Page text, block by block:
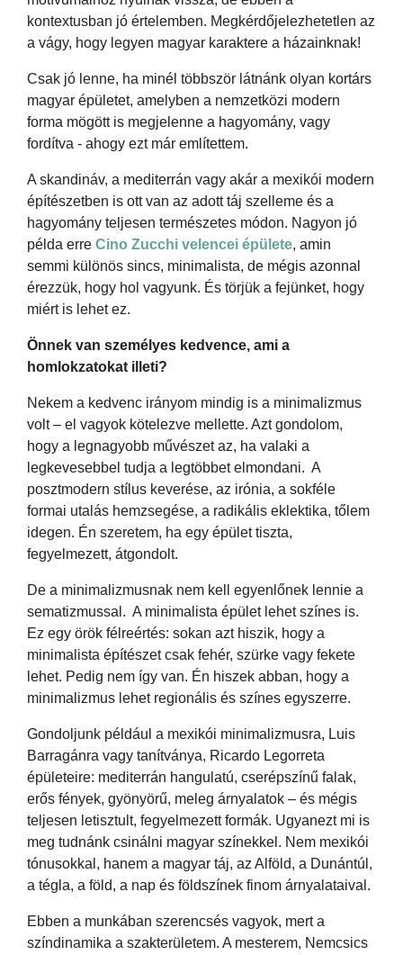
kontextusban jó értelemben. Megkérdőjelezhetetlen az
a vágy, hogy legyen magyar karaktere a házainknak!
Csak jó lenne, ha minél többször látnánk olyan kortárs
magyar épületet, amelyben a nemzetközi modern
forma mögött is megjelenne a hagyomány, vagy
fordítva - ahogy ezt már említettem.
A skandináv, a mediterrán vagy akár a mexikói modern
építészetben is ott van az adott táj szelleme és a
hagyomány teljesen természetes módon. Nagyon jó
példa erre Cino Zucchi velencei épülete, amin
semmi különös sincs, minimalista, de mégis azonnal
érezzük, hogy hol vagyunk. És törjük a fejünket, hogy
miért is lehet ez.
Önnek van személyes kedvence, ami a
homlokzatokat illeti?
Nekem a kedvenc irányom mindig is a minimalizmus
volt – el vagyok kötelezve mellette. Azt gondolom,
hogy a legnagyobb művészet az, ha valaki a
legkevesebbel tudja a legtöbbet elmondani. A
posztmodern stílus keverése, az irónia, a sokféle
formai utalás hemzsegése, a radikális eklektika, tőlem
idegen. Én szeretem, ha egy épület tiszta,
fegyelmezett, átgondolt.
De a minimalizmusnak nem kell egyenlőnek lennie a
sematizmussal. A minimalista épület lehet színes is.
Ez egy örök félreértés: sokan azt hiszik, hogy a
minimalista építészet csak fehér, szürke vagy fekete
lehet. Pedig nem így van. Én hiszek abban, hogy a
minimalizmus lehet regionális és színes egyszerre.
Gondoljunk például a mexikói minimalizmusra, Luis
Barragánra vagy tanítványa, Ricardo Legorreta
épületeire: mediterrán hangulatú, cserépszínű falak,
erős fények, gyönyörű, meleg árnyalatok – és mégis
teljesen letisztult, fegyelmezett formák. Ugyanezt mi is
meg tudnánk csinálni magyar színekkel. Nem mexikói
tónusokkal, hanem a magyar táj, az Alföld, a Dunántúl,
a tégla, a föld, a nap és földszínek finom árnyalataival.
Ebben a munkában szerencsés vagyok, mert a
színdinamika a szakterületem. A mesterem, Nemcsics